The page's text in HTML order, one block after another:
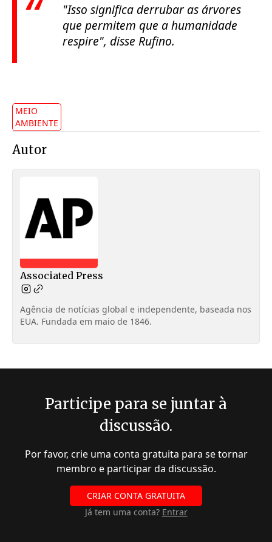
"Isso significa derrubar as árvores
que permitem que a humanidade
respire", disse Rufino.
MEIO
AMBIENTE
Autor
Associated Press
Agência de notícias global e independente, baseada nos
EUA. Fundada em maio de 1846.
Participe para se juntar à
discussão.
Por favor, crie uma conta gratuita para se tornar
membro e participar da discussão.
CRIAR CONTA GRATUITA
Já tem uma conta? Entrar